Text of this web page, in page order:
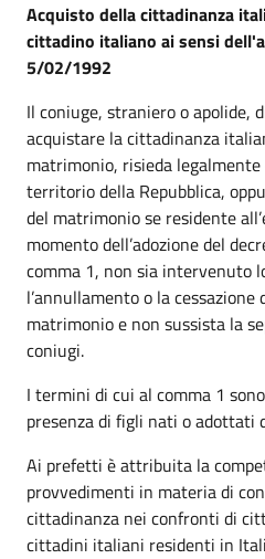
Acquisto della cittadinanza
cittadino italiano ai sensi
5/02/1992
Il coniuge, straniero o apolide,
acquistare la cittadinanza
matrimonio, risieda
territorio della Repubblica,
del matrimonio se residente
momento dell’adozione del
comma 1, non sia intervenuto
l’annullamento o la
matrimonio e non sussista la
coniugi.
I termini di cui al comma 1
presenza di figli nati o adottati
Ai prefetti è attribuita la
provvedimenti in materia di
cittadinanza nei confronti di
cittadini italiani residenti in